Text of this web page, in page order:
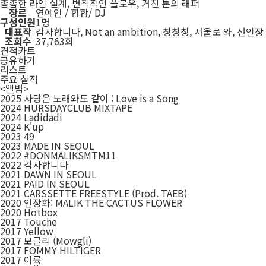
촘촘한 라임 설계, 변칙적인 플로우, 거친 톤의 래퍼
장르 연예인 / 힙합/ DJ
구성인원1명
대표작 감사합니다, Not an ambition, 칭칭칭, 서울로 와, 선인장
조회수 37,763회
견적카트
공유하기
리스트
주요 실적
<앨범>
2025 사랑은 노래와도 같이 : Love is a Song
2024 HURSDAYCLUB MIXTAPE
2024 Ladidadi
2024 K'up
2023 49
2023 MADE IN SEOUL
2022 #DONMALIKSMTM11
2022 감사합니다
2021 DAWN IN SEOUL
2021 PAID IN SEOUL
2021 CARSSETTE FREESTYLE (Prod. TAEB)
2020 인장화: MALIK THE CACTUS FLOWER
2020 Hotbox
2017 Touche
2017 Yellow
2017 모글리 (Mowgli)
2017 FOMMY HILTIGER
2017 이륙